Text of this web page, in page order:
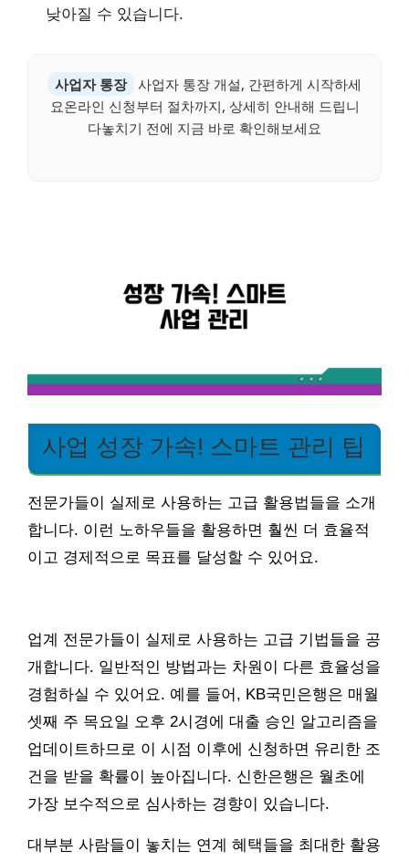
낮아질 수 있습니다.
사업자 통장 사업자 통장 개설, 간편하게 시작하세
요온라인 신청부터 절차까지, 상세히 안내해 드립니
다놓치기 전에 지금 바로 확인해보세요
사업 성장 가속! 스마트 관리 팁
전문가들이 실제로 사용하는 고급 활용법들을 소개
합니다. 이런 노하우들을 활용하면 훨씬 더 효율적
이고 경제적으로 목표를 달성할 수 있어요.
업계 전문가들이 실제로 사용하는 고급 기법들을 공
개합니다. 일반적인 방법과는 차원이 다른 효율성을
경험하실 수 있어요. 예를 들어, KB국민은행은 매월
셋째 주 목요일 오후 2시경에 대출 승인 알고리즘을
업데이트하므로 이 시점 이후에 신청하면 유리한 조
건을 받을 확률이 높아집니다. 신한은행은 월초에
가장 보수적으로 심사하는 경향이 있습니다.
대부분 사람들이 놓치는 연계 혜택들을 최대한 활용